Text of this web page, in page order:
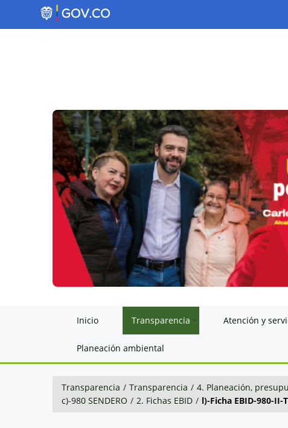
Inicio Transparencia Atención y
Planeación ambiental
Transparencia / Transparencia / 4. Planeación,
c)-980 SENDERO / 2. Fichas EBID / l)-Ficha EBID-980-